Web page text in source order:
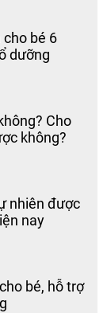
cho bé 6
dưỡng
Cho
không?
nhiên được
nay
bé, hỗ trợ